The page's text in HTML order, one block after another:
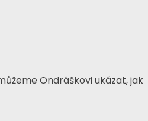
Ondráškovi ukázat, jak